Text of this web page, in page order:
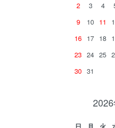
2
3 4
9
10 11
16 17 18
23 24 25
30 31